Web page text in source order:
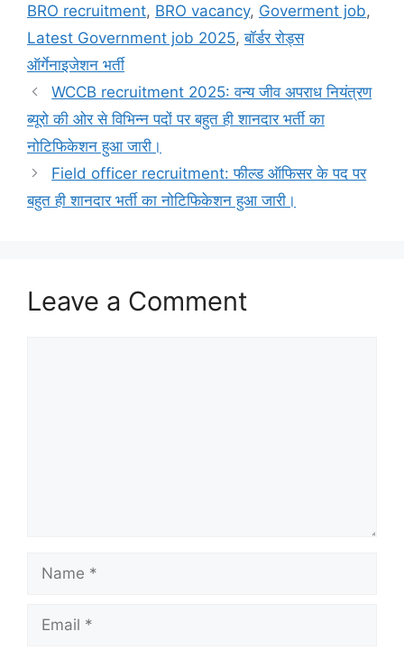
BRO recruitment, BRO vacancy, Goverment job,
Latest Government job 2025,बॉर्डर रोड्स
ऑर्गेनाइजेशन भर्ती
WCCB recruitment 2025: वन्य जीव अपराध नियंत्रण
ब्यूरो की ओर से विभिन्न पदों पर बहुत ही शानदार भर्ती का
नोटिफिकेशन हुआ जारी।
Field officer recruitment: फील्ड ऑफिसर के पद पर
बहुत ही शानदार भर्ती का नोटिफिकेशन हुआ जारी।
Leave a Comment